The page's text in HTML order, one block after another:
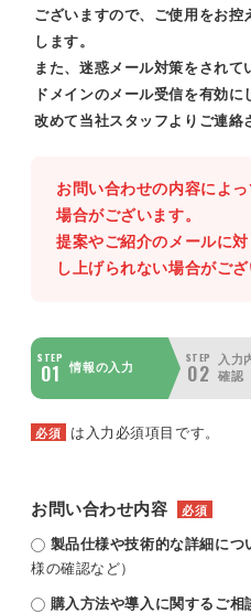
ございますので、ご使用をお控
します。
また、迷惑メール対策をされて
ドメインのメール受信を有効に
改めて当社スタッフよりご連絡
お問い合わせの内容によ
場合がございます。
提案やご紹介のメールに
し上げられない場合がござ
STEP
01 情報の入力
STEP
02
入力
確認
必須 は入力必須項目です。
お問い合わせ内容 必須
製品仕様や技術的な詳細につ
様の確認など）
購入方法や導入に関するご相